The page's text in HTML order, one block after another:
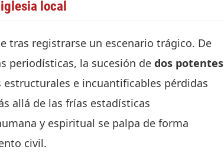
local
tras registrarse un escenario trágico. De
periodísticas, la sucesión de dos potentes
estructurales e incuantificables pérdidas
allá de las frías estadísticas
y espiritual se palpa de forma
civil.